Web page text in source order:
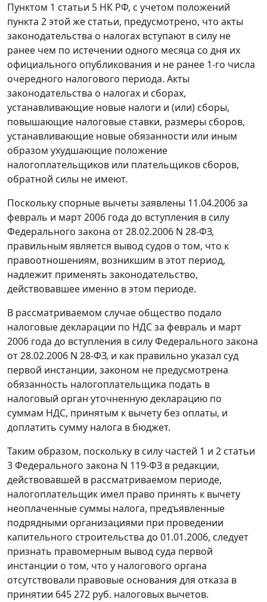
Пунктом 1 статьи 5 НК РФ, с учетом положений
пункта 2этой же статьи, предусмотрено, что акты
законодательства о налогах вступают в силу не
ранее чем по истечении одного месяца со дня их
официального опубликования и не ранее 1-го числа
очередного налогового периода. Акты
законодательства о налогах и сборах,
устанавливающие новые налоги и (или) сборы,
повышающие налоговые ставки, размеры сборов,
устанавливающие новые обязанности или иным
образом ухудшающие положение
налогоплательщиков или плательщиков сборов,
обратной силы не имеют.
Поскольку спорные вычеты заявлены 11.04.2006 за
февраль и март 2006 года до вступления в силу
Федерального закона от 28.02.2006 N 28-ФЗ,
правильным является вывод судов о том, что к
правоотношениям, возникшим в этот период,
надлежит применять законодательство,
действовавшее именно в этом периоде.
В рассматриваемом случае общество подало
налоговые декларации по НДС за февраль и март
2006 года до вступления в силу Федерального закона
от 28.02.2006 N 28-ФЗ, и как правильно указал суд
первой инстанции, законом не предусмотрена
обязанность налогоплательщика подать в
налоговый орган уточненную декларацию по
суммам НДС, принятым к вычету без оплаты, и
доплатить сумму налога в бюджет.
Таким образом, поскольку в силу частей 1 и 2 статьи
3Федерального закона N 119-ФЗ в редакции,
действовавшей в рассматриваемом периоде,
налогоплательщик имел право принять к вычету
неоплаченные суммы налога, предъявленные
подрядными организациями при проведении
капительного строительства до 01.01.2006, следует
признать правомерным вывод суда первой
инстанции о том, что у налогового органа
отсутствовали правовые основания для отказа в
принятии 645 272 руб. налоговых вычетов.